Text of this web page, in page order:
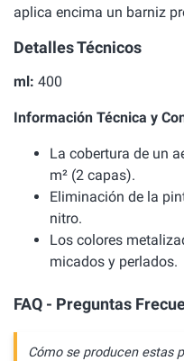
aplica encima un barniz
Detalles Técnicos
ml: 400
Información Técnica y
La cobertura de un
m² (2 capas).
Eliminación de la
nitro.
Los colores
micados y perlados.
FAQ - Preguntas
Cómo se producen estas